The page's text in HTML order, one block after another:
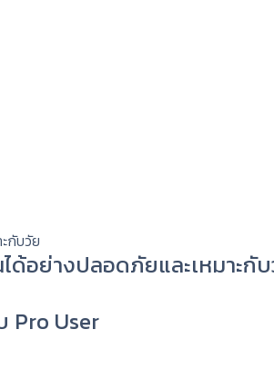
ด้อย่างปลอดภัยและเหมาะกั
Pro User